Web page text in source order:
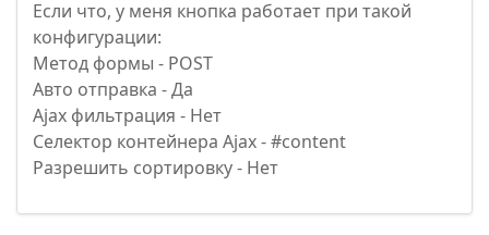
Если что, у меня кнопка работает при такой
конфигурации:
Метод формы - POST
Авто отправка - Да
Ajax фильтрация - Нет
Селектор контейнера Ajax - #content
Разрешить сортировку - Нет